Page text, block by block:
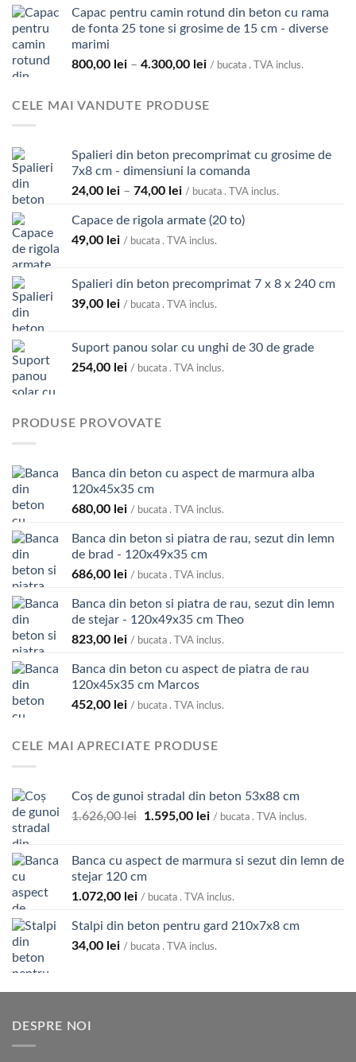
prețuri:
980,00 lei
la
Capac pentru camin rotund din beton cu rama
de fonta 25 tone si grosime de 15 cm - diverse
marimi
800,00 lei – 4.300,00 leiInterval
800,00 lei
4.300,00 lei
/ bucata . TVA inclus.
CELE MAI VANDUTE PRODUSE
Spalieri din beton precomprimat cu grosime de
7x8 cm - dimensiuni la comanda
24,00 lei – 74,00 leiInterval
prețuri:
24,00 lei
74,00 lei
/ bucata . TVA inclus.
Capace de rigola armate (20 to)
49,00 lei / bucata . TVA inclus.
Spalieri din beton precomprimat 7 x 8 x 240 cm
39,00 lei / bucata . TVA inclus.
Suport panou solar cu unghi de 30 de grade
254,00 lei / bucata . TVA inclus.
PRODUSE PROVOVATE
Banca din beton cu aspect de marmura alba
120x45x35 cm
680,00 lei / bucata . TVA inclus.
Banca din beton si piatra de rau, sezut din lemn
de brad - 120x49x35 cm
686,00 lei / bucata . TVA inclus.
Banca din beton si piatra de rau, sezut din lemn
de stejar - 120x49x35 cm Theo
823,00 lei / bucata . TVA inclus.
Banca din beton cu aspect de piatra de rau
120x45x35 cm Marcos
452,00 lei / bucata . TVA inclus.
CELE MAI APRECIATE PRODUSE
Coș de gunoi stradal din beton 53x88 cm
1.626,00lei
Prețul
fost:
1.626,00 lei.
1.595,00 leiPrețul
1.595,00 lei.
/ bucata . TVA inclus.
Banca cu aspect de marmura si sezut din lemn de
stejar 120 cm
1.072,00 lei / bucata . TVA inclus.
Stalpi din beton pentru gard 210x7x8 cm
34,00 lei / bucata . TVA inclus.
DESPRE NOI